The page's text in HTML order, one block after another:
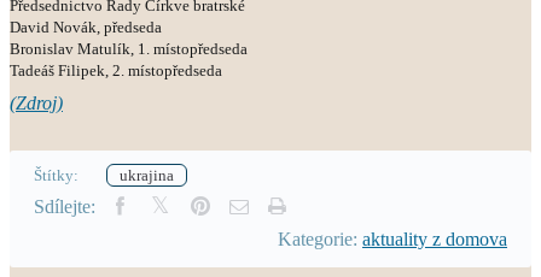
Předsednictvo Rady Církve bratrské
David Novák, předseda
Bronislav Matulík, 1. místopředseda
Tadeáš Filipek, 2. místopředseda
(Zdroj)
Štítky: ukrajina
Sdílejte:
Kategorie: aktuality z domova